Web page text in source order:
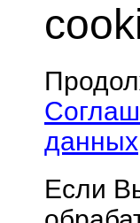
данных
Если